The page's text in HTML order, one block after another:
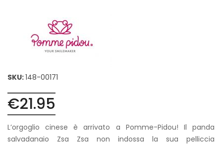
SKU:148-00171
€21.95
L’orgoglio cinese è arrivato a Pomme-Pidou! Il panda
salvadanaio Zsa Zsa non indossa la sua pelliccia